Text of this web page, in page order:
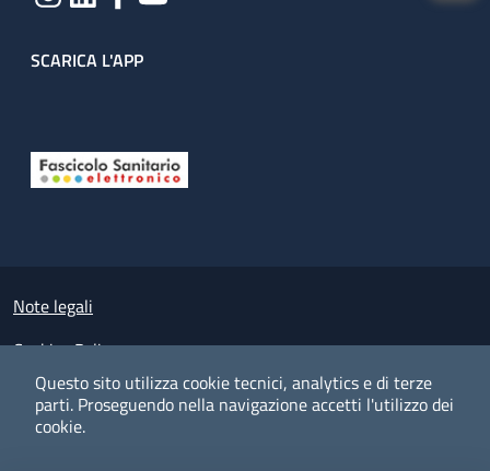
Questo sito utilizza cookie tecnici, analytics e di terze
parti. Proseguendo nella navigazione accetti l'utilizzo dei
cookie.
SCARICA L'APP
Small prints
Note legali
Cookies Policy
Policy privacy e protezione del dato personale
Albo pretorio on-line